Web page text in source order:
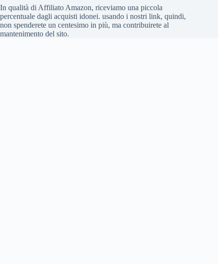
In qualità di Affiliato Amazon, riceviamo una piccola
percentuale dagli acquisti idonei. usando i nostri link, quindi,
non spenderete un centesimo in più, ma contribuirete al
mantenimento del sito.